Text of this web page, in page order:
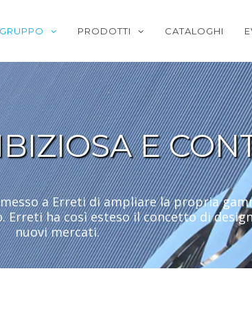
PRODOTTI CATALOGHI
E
a Erreti di ampliare la propria
ha così esteso il concetto di
nuovi mercati.